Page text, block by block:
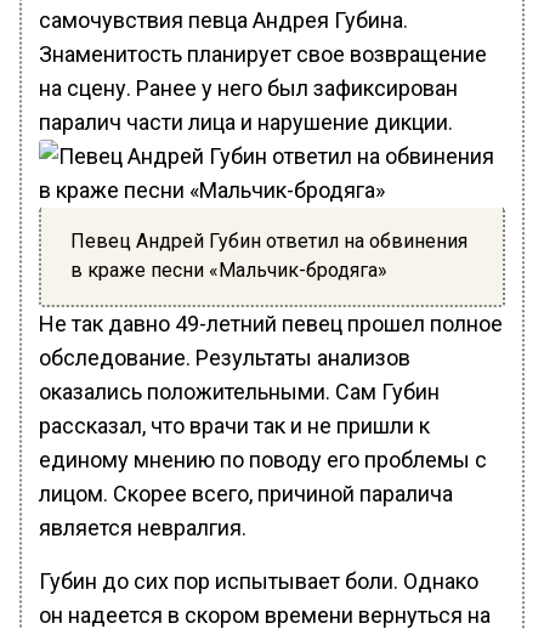
самочувствия певца Андрея Губина.
Знаменитость планирует свое возвращение
на сцену. Ранее у него был зафиксирован
паралич части лица и нарушение дикции.
Певец Андрей Губин ответил на обвинения
в краже песни «Мальчик-бродяга»
Не так давно 49-летний певец прошел полное
обследование. Результаты анализов
оказались положительными. Сам Губин
рассказал, что врачи так и не пришли к
единому мнению по поводу его проблемы с
лицом. Скорее всего, причиной паралича
является невралгия.
Губин до сих пор испытывает боли. Однако
он надеется в скором времени вернуться на